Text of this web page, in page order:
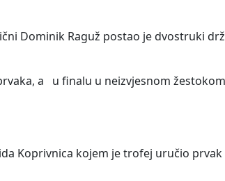
Dominik Raguž postao je dvostruki
a u finalu u neizvjesnom
Koprivnica kojem je trofej uručio